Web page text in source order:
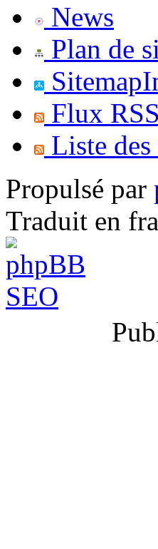
News
Plan de
Flux RSS
Liste
Propulsé par
Traduit en